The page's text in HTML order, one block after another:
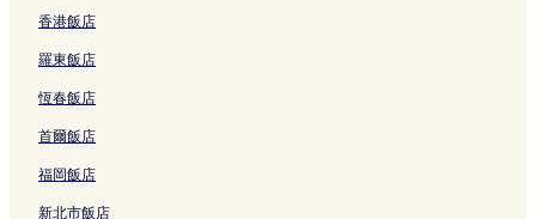
香港飯店
羅東飯店
恆春飯店
首爾飯店
福岡飯店
新北市飯店